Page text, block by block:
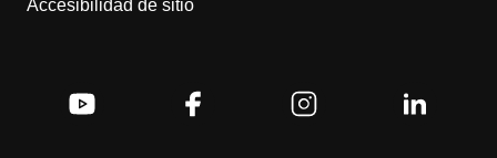
Accesibilidad de sitio